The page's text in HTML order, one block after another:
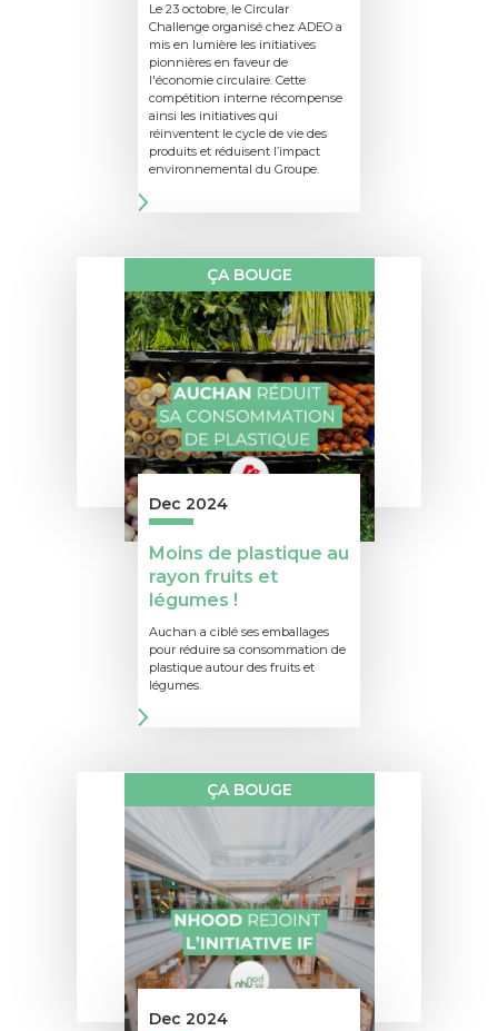
Le 23 octobre, le Circular
Challenge organisé chez ADEO a
mis en lumière les initiatives
pionnières en faveur de
l'économie circulaire. Cette
compétition interne récompense
ainsi les initiatives qui
réinventent le cycle de vie des
produits et réduisent l’impact
environnemental du Groupe.
ÇA BOUGE
Dec 2024
Moins de plastique au
rayon fruits et
légumes !
Auchan a ciblé ses emballages
pour réduire sa consommation de
plastique autour des fruits et
légumes.
ÇA BOUGE
Dec 2024